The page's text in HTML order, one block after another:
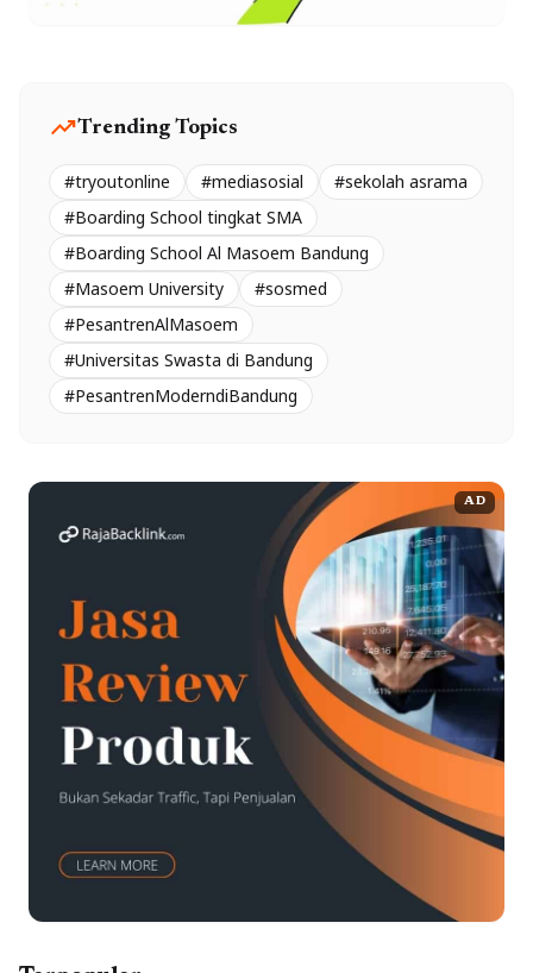
trending_upTrending Topics
#tryoutonline #mediasosial
#sekolah asrama
#Boarding School tingkat SMA
#Boarding School Al Masoem Bandung
#Masoem University
#sosmed
#PesantrenAlMasoem
#Universitas Swasta di Bandung
#PesantrenModerndiBandung
AD